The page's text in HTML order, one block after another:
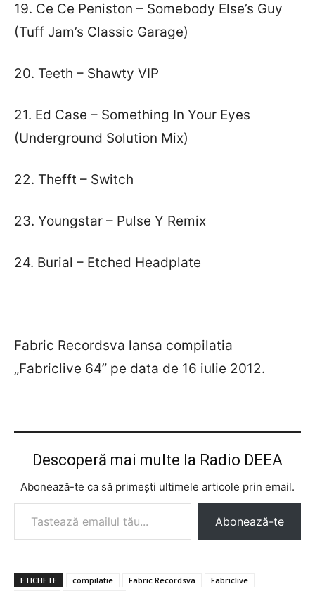
19. Ce Ce Peniston – Somebody Else’s Guy
(Tuff Jam’s Classic Garage)
20. Teeth – Shawty VIP
21. Ed Case – Something In Your Eyes
(Underground Solution Mix)
22. Thefft – Switch
23. Youngstar – Pulse Y Remix
24. Burial – Etched Headplate
Fabric Recordsva lansa compilatia
„Fabriclive 64” pe data de 16 iulie 2012.
Descoperă mai multe la Radio DEEA
Abonează-te ca să primești ultimele articole prin email.
Tastează emailul tău...
Abonează-te
ETICHETE compilatie Fabric Recordsva
Fabriclive